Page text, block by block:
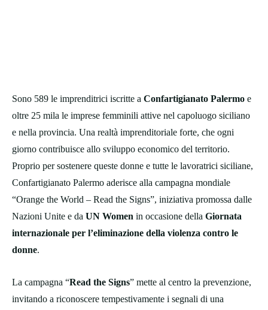
Sono 589 le imprenditrici iscritte a Confartigianato Palermo e
oltre 25 mila le imprese femminili attive nel capoluogo siciliano
e nella provincia. Una realtà imprenditoriale forte, che ogni
giorno contribuisce allo sviluppo economico del territorio.
Proprio per sostenere queste donne e tutte le lavoratrici siciliane,
Confartigianato Palermo aderisce alla campagna mondiale
“Orange the World – Read the Signs”, iniziativa promossa dalle
Nazioni Unite e da UN Women in occasione della Giornata
internazionale per l’eliminazione della violenza contro le
donne.
La campagna “Read the Signs” mette al centro la prevenzione,
invitando a riconoscere tempestivamente i segnali di una